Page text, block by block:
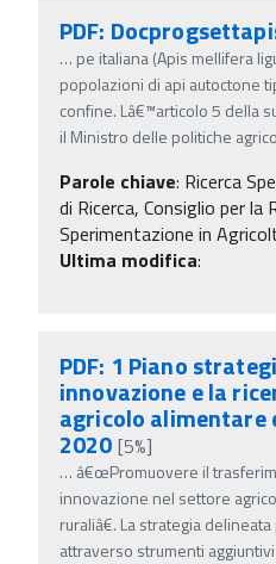
PDF:
… pe italiana (Apis mellifera
popolazioni di api autoctone
confine. Lâ€™articolo 5 della
il Ministro delle politiche
Parole chiave: Ricerca
di Ricerca, Consiglio per la
Sperimentazione in
Ultima modifica:
PDF: 1 Piano
innovazione e la
agricolo alimentare
2020 [5%]
… â€œPromuovere il
innovazione nel settore
ruraliâ€. La strategia
attraverso strumenti